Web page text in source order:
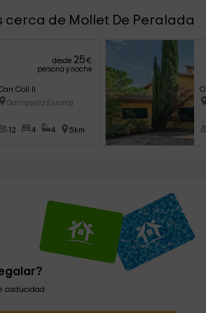
cerca de Mollet De Peralada
desde 25€
persona y noche
Coll II
Garriguella (Girona)
12 4 4 5km
caducidad